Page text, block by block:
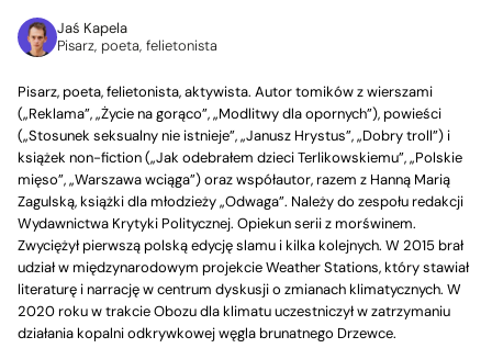
Jaś Kapela
Pisarz, poeta, felietonista
Pisarz, poeta, felietonista, aktywista. Autor tomików z wierszami
(„Reklama”, „Życie na gorąco”, „Modlitwy dla opornych”), powieści
(„Stosunek seksualny nie istnieje”, „Janusz Hrystus”, „Dobry troll”) i
książek non-fiction („Jak odebrałem dzieci Terlikowskiemu”, „Polskie
mięso”, „Warszawa wciąga”) oraz współautor, razem z Hanną Marią
Zagulską, książki dla młodzieży „Odwaga”. Należy do zespołu redakcji
Wydawnictwa Krytyki Politycznej. Opiekun serii z morświnem.
Zwyciężył pierwszą polską edycję slamu i kilka kolejnych. W 2015 brał
udział w międzynarodowym projekcie Weather Stations, który stawiał
literaturę i narrację w centrum dyskusji o zmianach klimatycznych. W
2020 roku w trakcie Obozu dla klimatu uczestniczył w zatrzymaniu
działania kopalni odkrywkowej węgla brunatnego Drzewce.